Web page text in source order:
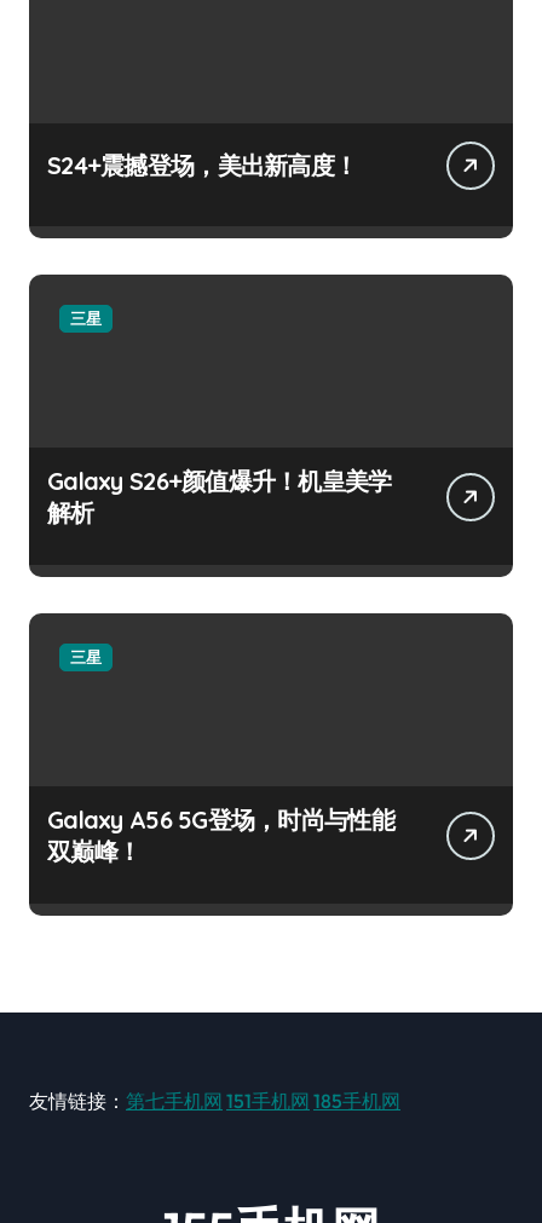
S24+震撼登场，美出新高度！
三星
Galaxy S26+颜值爆升！机皇美学
解析
三星
Galaxy A56 5G登场，时尚与性能
双巅峰！
友情链接： 第七手机网 151手机网 185手机网